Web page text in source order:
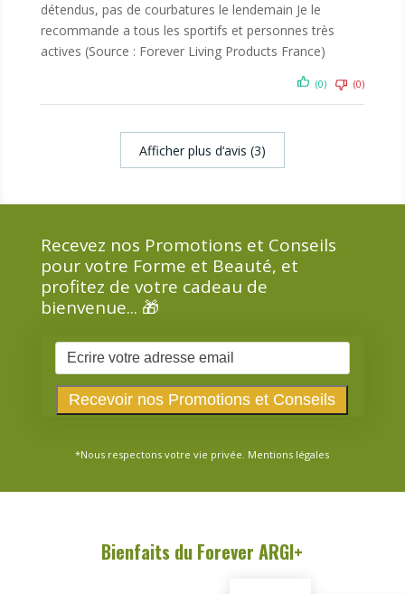
détendus, pas de courbatures le lendemain Je le
recommande a tous les sportifs et personnes très
actives (Source : Forever Living Products France)
(0) (0)
Afficher plus d‘avis (3)
Recevez nos Promotions et Conseils
pour votre Forme et Beauté, et
profitez de votre cadeau de
bienvenue... 🎁
*Nous respectons votre vie privée. Mentions légales
Bienfaits du Forever ARGI+